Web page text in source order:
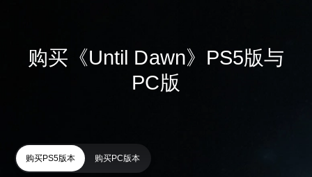
购买《Until Dawn》PS5版与
PC版
购买PS5版本 购买PC版本